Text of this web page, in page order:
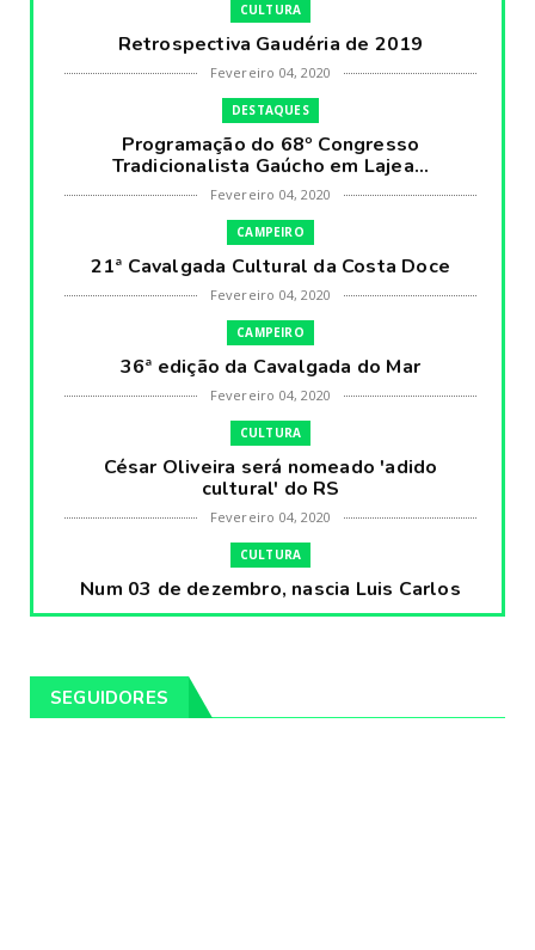
CULTURA
Retrospectiva Gaudéria de 2019
Fevereiro 04, 2020
DESTAQUES
Programação do 68º Congresso
Tradicionalista Gaúcho em Lajea...
Fevereiro 04, 2020
CAMPEIRO
21ª Cavalgada Cultural da Costa Doce
Fevereiro 04, 2020
CAMPEIRO
36ª edição da Cavalgada do Mar
Fevereiro 04, 2020
CULTURA
César Oliveira será nomeado 'adido
cultural' do RS
Fevereiro 04, 2020
CULTURA
Num 03 de dezembro, nascia Luis Carlos
Prestes, o Cavaleiro ...
Pintores da Temática Gauchesca - parte
SEGUIDORES